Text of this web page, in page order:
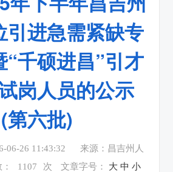
引进急需紧缺专
“千硕进昌”引才
岗人员的公示
(第六批)
06-26 11:43:32
来源：昌吉州人
1107 次 文章字号： 大 中 小